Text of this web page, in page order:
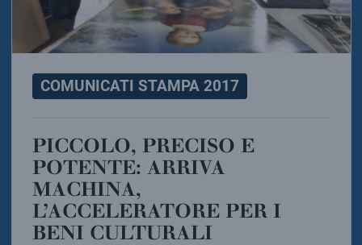
COMUNICATI STAMPA 2017
PICCOLO, PRECISO E
POTENTE: ARRIVA
MACHINA,
L’ACCELERATORE PER I
BENI CULTURALI